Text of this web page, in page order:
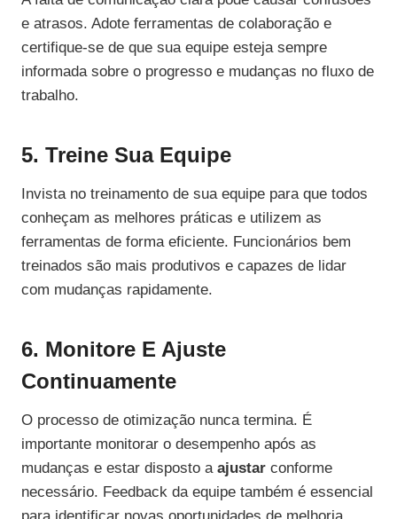
e atrasos. Adote ferramentas de colaboração e
certifique-se de que sua equipe esteja sempre
informada sobre o progresso e mudanças no fluxo de
trabalho.
5. Treine Sua Equipe
Invista no treinamento de sua equipe para que todos
conheçam as melhores práticas e utilizem as
ferramentas de forma eficiente. Funcionários bem
treinados são mais produtivos e capazes de lidar
com mudanças rapidamente.
6. Monitore E Ajuste
Continuamente
O processo de otimização nunca termina. É
importante monitorar o desempenho após as
mudanças e estar disposto a ajustar conforme
necessário. Feedback da equipe também é essencial